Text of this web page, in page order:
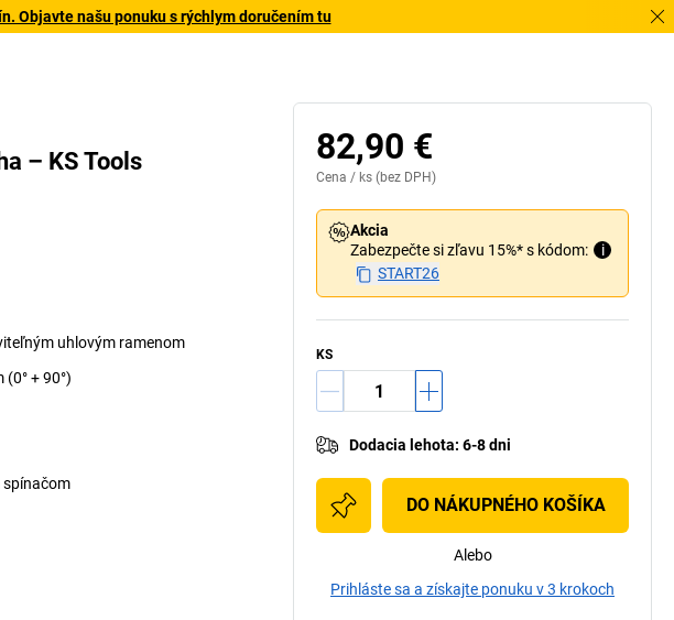
Objavte našu ponuku s rýchlym doručením tu
– KS Tools
uhlovým ramenom
+ 90°)
spínačom
82,90 €
Cena / ks (bez DPH)
Akcia
Zabezpečte si zľavu 15%* s kódom:
i
START26
KS
Dodacia lehota: 6-8 dni
DO NÁKUPNÉHO KOŠÍKA
Alebo
Prihláste sa a získajte ponuku v 3 krokoch